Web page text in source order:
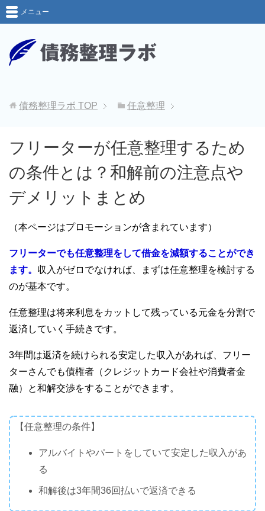
メニュー
債務整理ラボ TOP 任意整理
フリーターが任意整理するため
の条件とは？和解前の注意点や
デメリットまとめ
（本ページはプロモーションが含まれています）
フリーターでも任意整理をして借金を減額することができ
ます。 収入がゼロでなければ、まずは任意整理を検討する
のが基本です。
任意整理は将来利息をカットして残っている元金を分割で
返済していく手続きです。
3年間は返済を続けられる安定した収入があれば、フリー
ターさんでも債権者（クレジットカード会社や消費者金
融）と和解交渉をすることができます。
【任意整理の条件】
アルバイトやパートをしていて安定した収入があ
る
和解後は3年間36回払いで返済できる